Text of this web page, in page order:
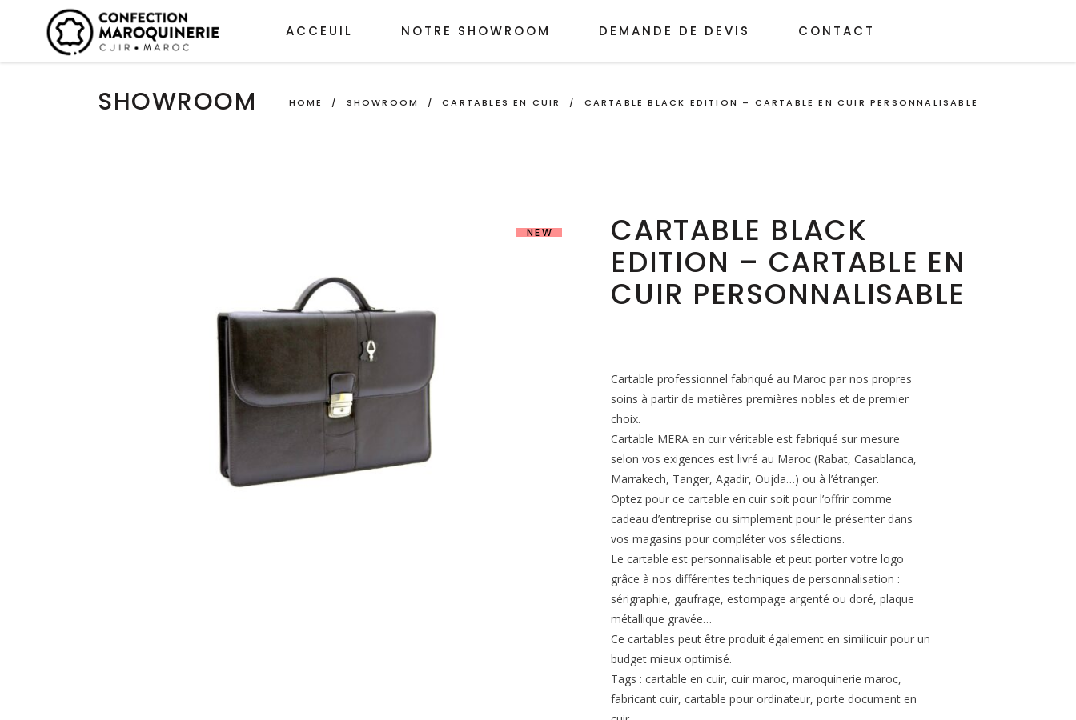
ACCEUIL NOTRE SHOWROOM DEMANDE DE DEVIS CONTACT
SHOWROOM HOME / SHOWROOM /CARTABLES EN CUIR / CARTABLE BLACK EDITION – CARTABLE EN CUIR PERSONNALISABLE
NEW
CARTABLE BLACK
EDITION – CARTABLE EN
CUIR PERSONNALISABLE
Cartable professionnel fabriqué au Maroc par nos propres
soins à partir de matières premières nobles et de premier
choix.
Cartable MERA en cuir véritable est fabriqué sur mesure
selon vos exigences est livré au Maroc (Rabat, Casablanca,
Marrakech, Tanger, Agadir, Oujda…) ou à l’étranger.
Optez pour ce cartable en cuir soit pour l’offrir comme
cadeau d’entreprise ou simplement pour le présenter dans
vos magasins pour compléter vos sélections.
Le cartable est personnalisable et peut porter votre logo
grâce à nos différentes techniques de personnalisation :
sérigraphie, gaufrage, estompage argenté ou doré, plaque
métallique gravée…
Ce cartables peut être produit également en similicuir pour un
budget mieux optimisé.
Tags : cartable en cuir, cuir maroc, maroquinerie maroc,
fabricant cuir, cartable pour ordinateur, porte document en